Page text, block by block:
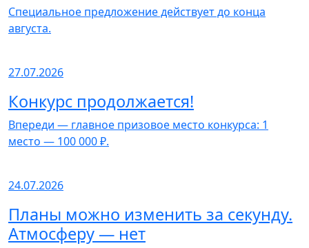
Специальное предложение действует до конца
августа.
27.07.2026
Конкурс продолжается!
Впереди — главное призовое место конкурса: 1
место — 100 000 ₽.
24.07.2026
Планы можно изменить за секунду.
Атмосферу — нет